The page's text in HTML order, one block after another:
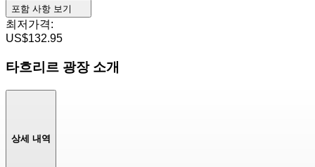
포함 사항 보기
최저가격:
US$132.95
타흐리르 광장 소개
상세 내역